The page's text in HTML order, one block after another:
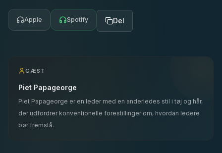
Apple Spotify Del
GÆST
Piet Papageorge
Piet Papageorge er en leder med en anderledes stil i tøj og hår,
der udfordrer konventionelle forestillinger om, hvordan ledere
bør fremstå.